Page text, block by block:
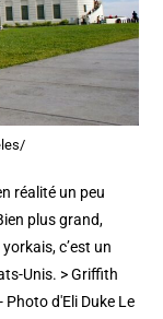
réalité un peu
plus grand,
c’est un
Unis. > Griffith
d'Eli Duke Le